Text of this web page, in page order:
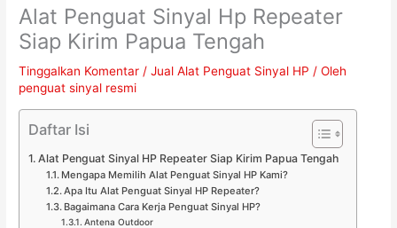
Alat Penguat Sinyal Hp Repeater
Siap Kirim Papua Tengah
Tinggalkan Komentar /Jual Alat Penguat Sinyal HP / Oleh
penguat sinyal resmi
Daftar Isi
Alat Penguat Sinyal HP Repeater Siap Kirim Papua Tengah
Mengapa Memilih Alat Penguat Sinyal HP Kami?
Apa Itu Alat Penguat Sinyal HP Repeater?
Bagaimana Cara Kerja Penguat Sinyal HP?
Antena Outdoor